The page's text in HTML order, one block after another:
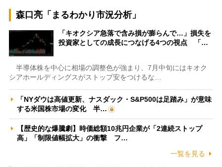
森口亮「まるわかり市況分析」
「キオクシア急落で含み損が膨らんで…」損失を
投資家としての成長につなげる4つの視点 「…
半導体株を中心に相場の調整色が強まり、7月中旬にはキオク
シアホールディングスがストップ安をつけるな…
「NYダウは高値更新、ナスダック・S&P500は足踏み」が意味
する米国株市場の変化 半…
【歴史的な爆騰劇】時価総額10兆円企業が「2連続ストップ
高」「制限値幅拡大」の衝撃 フ…
一覧を見る